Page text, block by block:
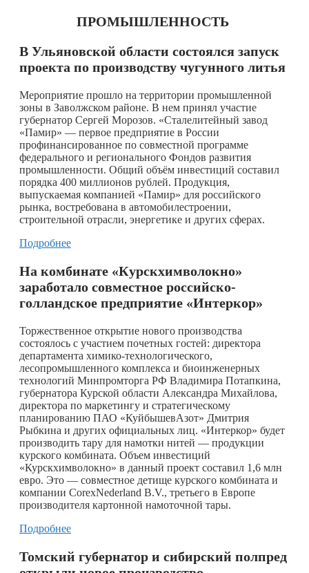
ПРОМЫШЛЕННОСТЬ
В Ульяновской области состоялся запуск
проекта по производству чугунного литья
Мероприятие прошло на территории промышленной
зоны в Заволжском районе. В нем принял участие
губернатор Сергей Морозов. «Сталелитейный завод
«Памир» — первое предприятие в России
профинансированное по совместной программе
федерального и регионального Фондов развития
промышленности. Общий объём инвестиций составил
порядка 400 миллионов рублей. Продукция,
выпускаемая компанией «Памир» для российского
рынка, востребована в автомобилестроении,
строительной отрасли, энергетике и других сферах.
Подробнее
На комбинате «Курскхимволокно»
заработало совместное российско-
голландское предприятие «Интеркор»
Торжественное открытие нового производства
состоялось с участием почетных гостей: директора
департамента химико-технологического,
лесопромышленного комплекса и биоинженерных
технологий Минпромторга РФ Владимира Потапкина,
губернатора Курской области Александра Михайлова,
директора по маркетингу и стратегическому
планированию ПАО «КуйбышевАзот» Дмитрия
Рыбкина и других официальных лиц. «Интеркор» будет
производить тару для намотки нитей — продукции
курского комбината. Объем инвестиций
«Курскхимволокно» в данный проект составил 1,6 млн
евро. Это — совместное детище курского комбината и
компании CorexNederland B.V., третьего в Европе
производителя картонной намоточной тары.
Подробнее
Томский губернатор и сибирский полпред